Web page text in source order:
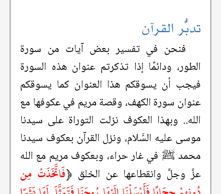
تدبُّر القرآن
فنحن في تفسير بعض آيات من سورة
الطور، ودائمًا إذا تذكرتم عنوان هذه السورة
فيجب أن يسوقكم هذا العنوان كما يسوقكم
عنوان سورة الكهف، وقصة مريم في عكوفها مع
الله.. وبهذا العكوف نزلت التوراة على سيدنا
موسى عليه السَّلام، ونزل القرآن بعكوف سيدنا
محمد ﷺ في غار حراء، وبعكوف مريم مع الله
عزَّ وجلَّ وانقطاعها عن الخلق ﴿فَاتَّخَذَتْ مِن